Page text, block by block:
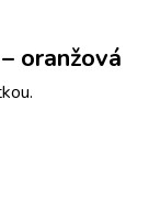
oranžová